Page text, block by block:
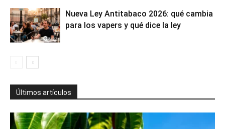
Nueva Ley Antitabaco 2026: qué cambia
para los vapers y qué dice la ley
Últimos artículos